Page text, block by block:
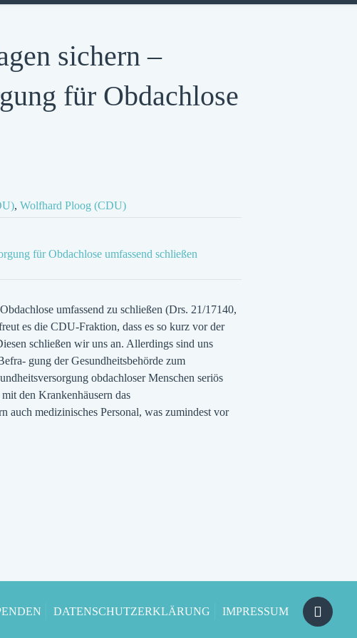
sichern –
für Obdachlose
,Wolfhard Ploog (CDU)
für Obdachlose umfassend schließen
umfassend zu schließen (Drs. 21/17140,
es die CDU-Fraktion, dass es so kurz vor der
schließen wir uns an. Allerdings sind uns
gung der Gesundheitsbehörde zum
obdachloser Menschen seriös
den Krankenhäusern das
auch medizinisches Personal, was zumindest vor
DATENSCHUTZERKLÄRUNG IMPRESSUM